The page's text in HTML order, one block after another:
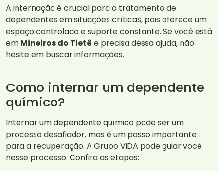
A internação é crucial para o tratamento de
dependentes em situações críticas, pois oferece um
espaço controlado e suporte constante. Se você está
em Mineiros do Tietê e precisa dessa ajuda, não
hesite em buscar informações.
Como internar um dependente
químico?
Internar um dependente químico pode ser um
processo desafiador, mas é um passo importante
para a recuperação. A Grupo ViDA pode guiar você
nesse processo. Confira as etapas: